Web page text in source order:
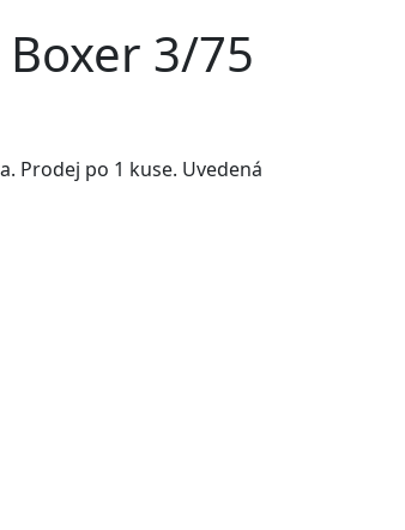
Boxer 3/75
Prodej po 1 kuse. Uvedená